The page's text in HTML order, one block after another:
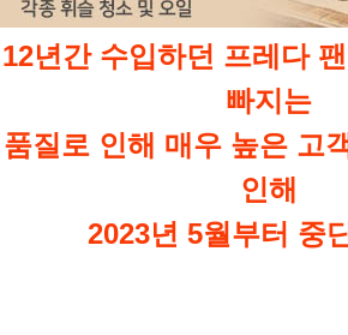
12년간 수입하던 프레다
빠지는
품질로 인해 매우 높은 고
인해
2023년 5월부터 중